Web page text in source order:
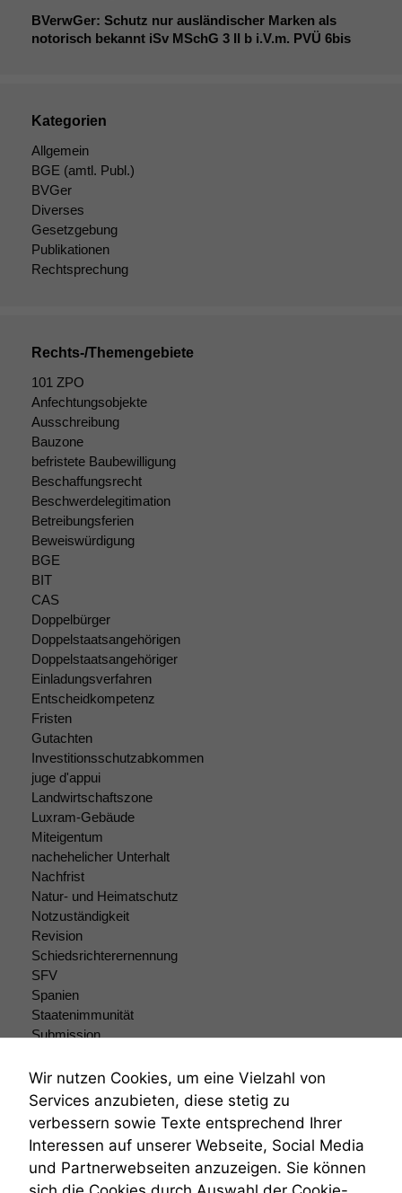
BVerwGer: Schutz nur ausländischer Marken als
notorisch bekannt iSv MSchG 3 II b i.V.m. PVÜ 6bis
Kategorien
Allgemein
BGE (amtl. Publ.)
BVGer
Diverses
Gesetzgebung
Publikationen
Rechtsprechung
Rechts-/Themengebiete
101 ZPO
Anfechtungsobjekte
Ausschreibung
Bauzone
befristete Baubewilligung
Beschaffungsrecht
Beschwerdelegitimation
Betreibungsferien
Beweiswürdigung
BGE
BIT
CAS
Doppelbürger
Doppelstaatsangehörigen
Doppelstaatsangehöriger
Einladungsverfahren
Entscheidkompetenz
Fristen
Gutachten
Investitionsschutzabkommen
juge d'appui
Landwirtschaftszone
Luxram-Gebäude
Miteigentum
nachehelicher Unterhalt
Nachfrist
Natur- und Heimatschutz
Notzuständigkeit
Revision
Schiedsrichterernennung
SFV
Spanien
Staatenimmunität
Submission
Teilungsklage
Venezuela
VRK
Wiederherstellungsanordnung
Zivilprozessordnung
ZPO
Wir nutzen Cookies, um eine Vielzahl von
Services anzubieten, diese stetig zu
verbessern sowie Texte entsprechend Ihrer
Interessen auf unserer Webseite, Social Media
und Partnerwebseiten anzuzeigen. Sie können
Einige
dieser Website
sind optional.
Wenn Sie
diese Option
deaktivieren,
kann die
Website nicht